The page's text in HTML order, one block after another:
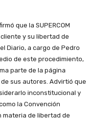
que la SUPERCOM
y su libertad de
Diario, a cargo de Pedro
de este procedimiento,
parte de la página
sus autores. Advirtió que
inconstitucional y
la Convención
materia de libertad de